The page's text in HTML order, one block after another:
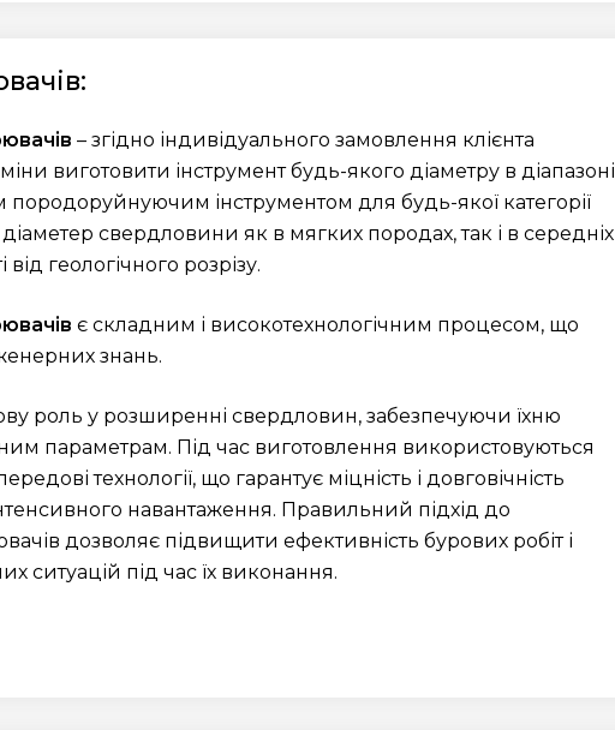
– згідно індивідуального замовлення клієнта
виготовити інструмент будь-якого діаметру в діапазоні
породоруйнуючим інструментом для будь-якої категорії
свердловини як в мягких породах, так і в середніх
геологічного розрізу.
є складним і високотехнологічним процесом, що
знань.
роль у розширенні свердловин, забезпечуючи їхню
параметрам. Під час виготовлення використовуються
технології, що гарантує міцність і довговічність
навантаження. Правильний підхід до
дозволяє підвищити ефективність бурових робіт і
ситуацій під час їх виконання.